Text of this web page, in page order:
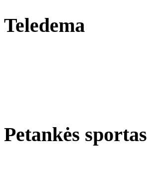
Teledema
Petankės sportas